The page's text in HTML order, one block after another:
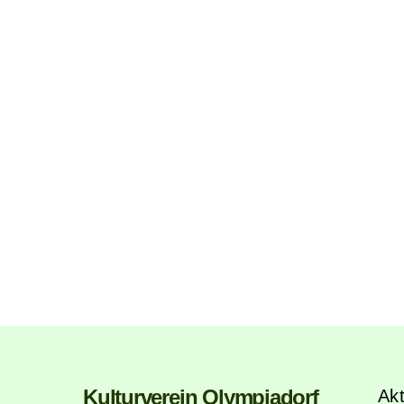
Kulturverein Olympiadorf